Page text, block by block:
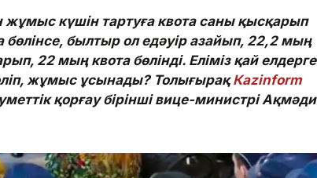
күшін тартуға квота саны қысқарып
былтыр ол едәуір азайып, 22,2 мың
22 мың квота бөлінді. Еліміз қай елдерге
жұмыс ұсынады? ТолығырақКazinform
қорғау бірінші вице-министрі Ақмәди